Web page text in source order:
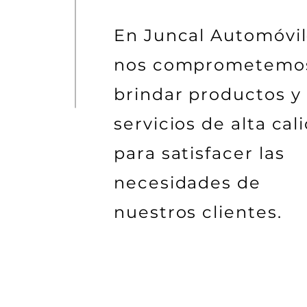
En Juncal
nos
brindar productos y
servicios de alta
para satisfacer las
necesidades de
nuestros clientes.